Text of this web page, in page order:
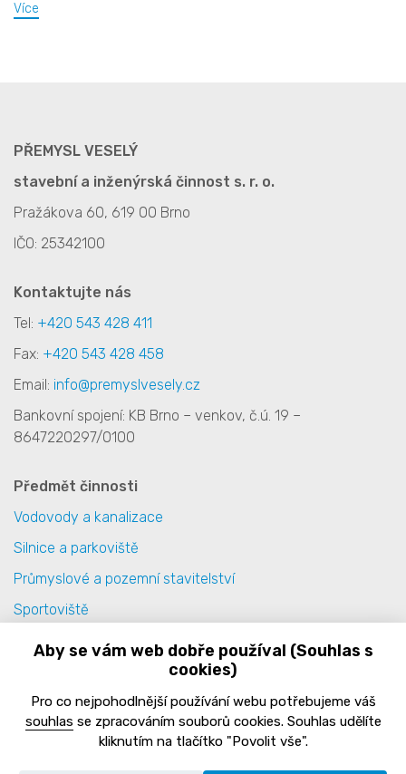
Více
PŘEMYSL VESELÝ
stavební a inženýrská činnost s. r. o.
Pražákova 60, 619 00 Brno
IČO: 25342100
Kontaktujte nás
Tel: +420 543 428 411
Fax: +420 543 428 458
Email: info@premyslvesely.cz
Bankovní spojení: KB Brno – venkov, č.ú. 19 –
8647220297/0100
Předmět činnosti
Vodovody a kanalizace
Silnice a parkoviště
Průmyslové a pozemní stavitelství
Sportoviště
Terénní úpravy
Zásady zpracování cookies
Aby se vám web dobře používal (Souhlas s
cookies)
Pro co nejpohodlnější používání webu potřebujeme váš
souhlas se zpracováním souborů cookies. Souhlas udělíte
kliknutím na tlačítko "Povolit vše".